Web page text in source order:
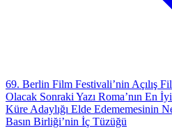
69. Berlin Film Festivali’nin Açılış
Olacak Sonraki Yazı Roma’nın En
Küre Adaylığı Elde Edememesinin
Basın Birliği’nin İç Tüzüğü